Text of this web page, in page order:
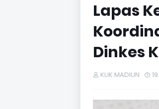
Lapas
Dinkes
KLIK MADIUN